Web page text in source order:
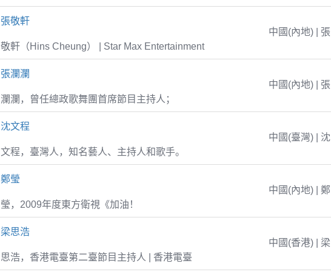
張敬軒
中國(內地) | 張
敬軒（Hins Cheung） | Star Max Entertainment
張瀾瀾
中國(內地) | 張
瀾瀾，曾任總政歌舞團首席節目主持人；
沈文程
中國(臺灣) | 沈
文程，臺灣人，知名藝人、主持人和歌手。
鄭瑩
中國(內地) | 鄭
瑩，2009年度東方衛視《加油！
梁思浩
中國(香港) | 梁
思浩，香港電臺第二臺節目主持人 | 香港電臺